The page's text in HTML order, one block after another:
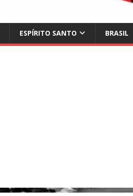
ESPÍRITO SANTO BRASIL